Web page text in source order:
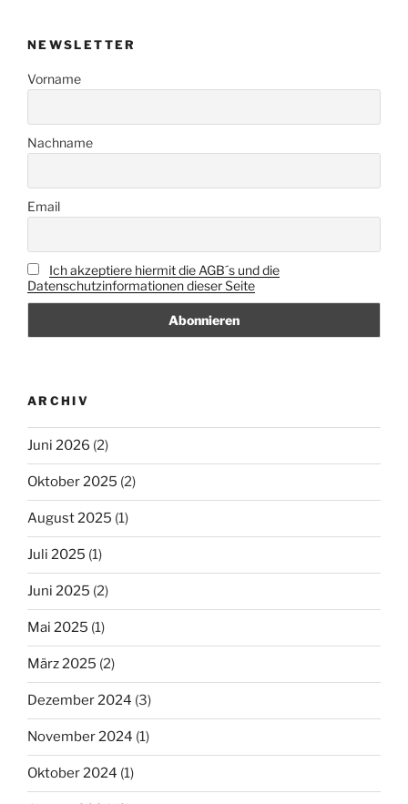
NEWSLETTER
Vorname
Nachname
Email
Ich akzeptiere hiermit die AGB´s und die
Datenschutzinformationen dieser Seite
ARCHIV
Juni 2026 (2)
Oktober 2025 (2)
August 2025 (1)
Juli 2025 (1)
Juni 2025 (2)
Mai 2025 (1)
März 2025 (2)
Dezember 2024 (3)
November 2024 (1)
Oktober 2024 (1)